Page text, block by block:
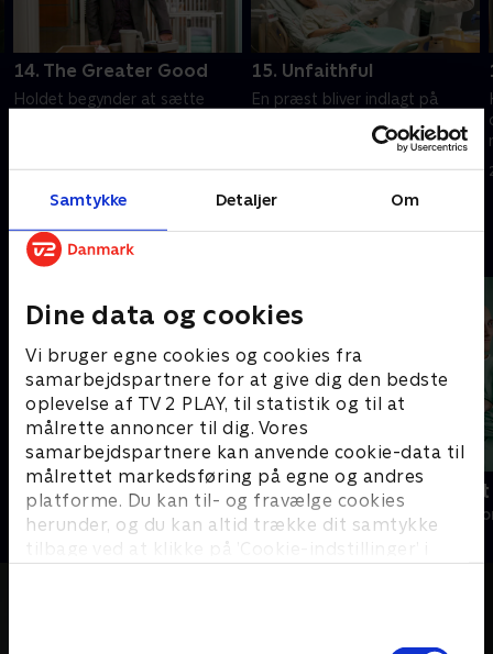
Samtykke Detaljer Om
Dine data og cookies
Vi bruger egne cookies og cookies fra
samarbejdspartnere for at give dig den bedste
oplevelse af TV 2 PLAY, til statistik og til at
målrette annoncer til dig. Vores
samarbejdspartnere kan anvende cookie-data til
målrettet markedsføring på egne og andres
platforme. Du kan til- og fravælge cookies
herunder, og du kan altid trække dit samtykke
tilbage ved at klikke på ’Cookie-indstillinger’ i
14. The Greater Good
Holdet begynder at sætte
20. september 2022 • 42 min
15. Unfaithful
En præst bliver indlagt på
konfronterer Thirteen og
20. september 2022 • 42 min
Andre så også
Happy fucking Pride
Drama • 1 sæsoner
Fake Patient
Drama • 1